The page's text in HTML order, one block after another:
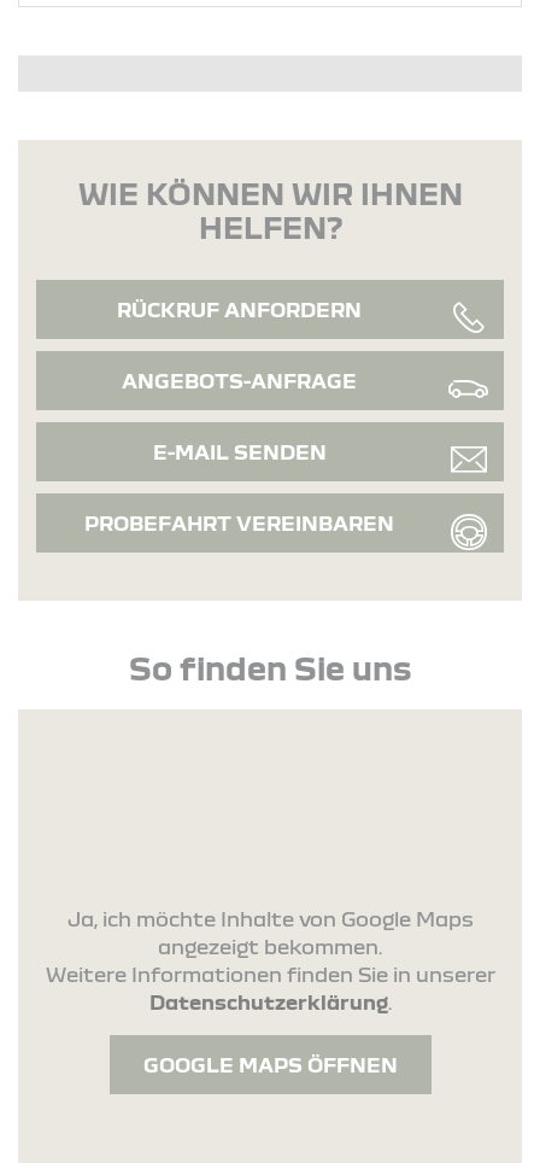
WIE KÖNNEN WIR IHNEN
HELFEN?
RÜCKRUF ANFORDERN
ANGEBOTS-ANFRAGE
E-MAIL SENDEN
PROBEFAHRT VEREINBAREN
So finden Sie uns
Ja, ich möchte Inhalte von Google Maps
angezeigt bekommen.
Weitere Informationen finden Sie in unserer
Datenschutzerklärung.
GOOGLE MAPS ÖFFNEN